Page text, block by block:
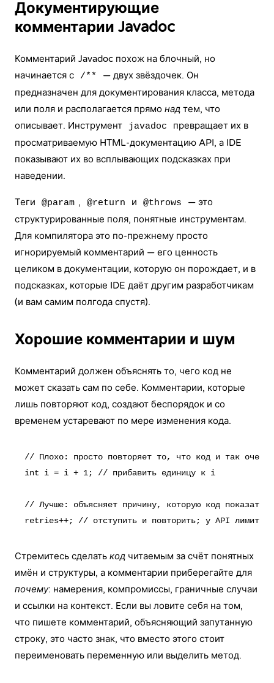
Документирующие
комментарии Javadoc
Комментарий Javadoc похож на блочный, но
начинается с
/**
— двух звёздочек. Он
предназначен для документирования класса, метода
или поля и располагается прямо над тем, что
описывает. Инструмент
javadoc
превращает их в
просматриваемую HTML-документацию API, а IDE
показывают их во всплывающих подсказках при
наведении.
Теги @param , @return и @throws
— это
структурированные поля, понятные инструментам.
Для компилятора это по-прежнему просто
игнорируемый комментарий — его ценность
целиком в документации, которую он порождает, и в
подсказках, которые IDE даёт другим разработчикам
(и вам самим полгода спустя).
Хорошие комментарии и шум
Комментарий должен объяснять то, чего код не
может сказать сам по себе. Комментарии, которые
лишь повторяют код, создают беспорядок и со
временем устаревают по мере изменения кода.
// Плохо: просто повторяет то, что код и так
int i = i + 1; // прибавить единицу к i
// Лучше: объясняет причину, которую код показать
Стремитесь сделать код читаемым за счёт понятных
имён и структуры, а комментарии приберегайте для
почему: намерения, компромиссы, граничные случаи
и ссылки на контекст. Если вы ловите себя на том,
что пишете комментарий, объясняющий запутанную
строку, это часто знак, что вместо этого стоит
переименовать переменную или выделить метод.